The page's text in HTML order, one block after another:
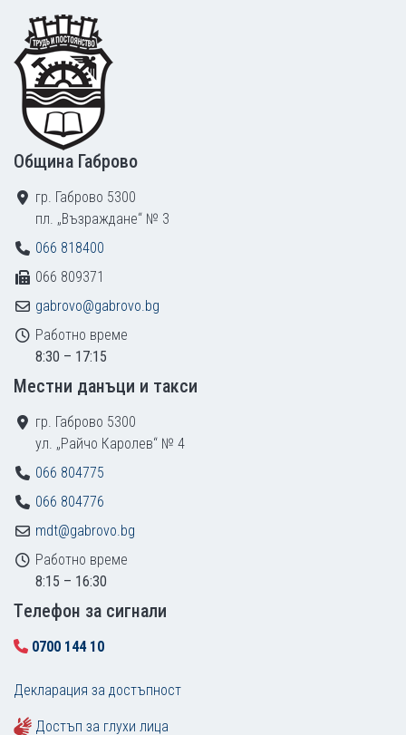
Footer
Община Габрово
гр. Габрово 5300
пл. „Възраждане“ № 3
066 818400
066 809371
gabrovo@gabrovo.bg
Работно време
8:30 – 17:15
Местни данъци и такси
гр. Габрово 5300
ул. „Райчо Каролев“ № 4
066 804775
066 804776
mdt@gabrovo.bg
Работно време
8:15 – 16:30
Tелефон за сигнали
0700 144 10
Декларация за достъпност
Достъп за глухи лица